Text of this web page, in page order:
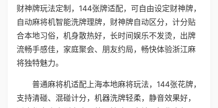
财神牌玩法定制，144张牌适配，可自由设定财神牌，
自动麻将机智能洗牌理牌，财神牌自动区分，计分贴
合本地习俗，机身散热好，长时间娱乐不发烫，出牌
流畅手感佳，家庭聚会、朋友约局，畅快体验浙江麻
将独特魅力。
普通麻将机适配上海本地麻将玩法，144张花牌，
支持清碰、混碰计分，机器洗牌轻柔，静音效果好，